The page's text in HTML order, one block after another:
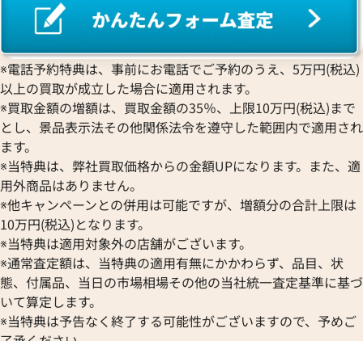
ロイヤル オーク クロノグ
格
日時点の参考買取価格です
オーデマ ピゲ CODE11.59 ク
26393NR.OO.A002KB.01
参考買取価格
3,551,000円
※2026年2月9日時点の参考買
※電話予約特典は、事前にお電話でご予約のうえ、5万円(税込)
以上の買取が成立した場合に適用されます。
※買取金額の増額は、買取金額の35％、上限10万円(税込)まで
とし、景品表示法その他関係法令を遵守した範囲内で適用され
ます。
※当特典は、弊社買取価格からの金額UPになります。また、適
用外商品はありません。
※他キャンペーンとの併用は可能ですが、増額分の合計上限は
10万円(税込)となります。
※当特典は適用対象外の店舗がございます。
※通常査定額は、当特典の適用有無にかかわらず、品目、状
態、付属品、当日の市場相場その他の当社統一査定基準に基づ
いて算定します。
※当特典は予告なく終了する可能性がございますので、予めご